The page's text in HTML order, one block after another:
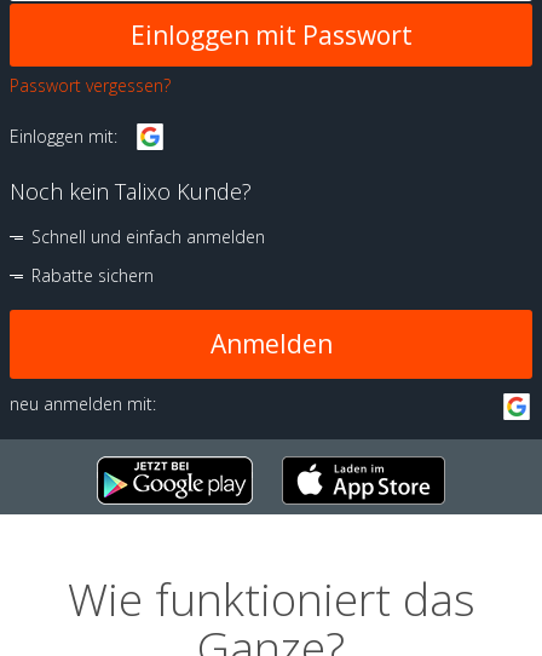
Passwort vergessen?
Einloggen mit:
Noch kein Talixo Kunde?
Schnell und einfach anmelden
Rabatte sichern
Anmelden
neu anmelden mit:
Wie funktioniert das